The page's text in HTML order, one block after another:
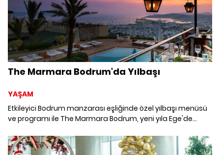
The Marmara Bodrum'da Yılbaşı
YAŞAM
Etkileyici Bodrum manzarası eşliğinde özel yılbaşı menüsü
ve programı ile The Marmara Bodrum, yeni yıla Ege'de